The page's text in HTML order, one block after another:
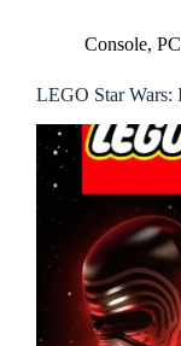
Console, PC
LEGO Star Wars: